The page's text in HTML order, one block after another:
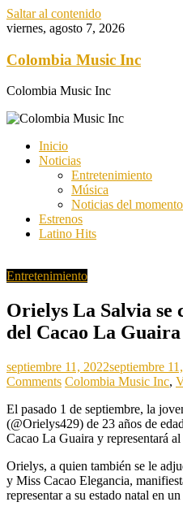
Saltar al contenido
viernes, agosto 7, 2026
Colombia Music Inc
Colombia Music Inc
Inicio
Noticias
Entretenimiento
Música
Noticias del momento
Estrenos
Latino Hits
Entretenimiento
Orielys La Salvia se
del Cacao La Guaira
septiembre 11, 2022septiembre
Comments Colombia Music Inc,
El pasado 1 de septiembre, la
(@Orielys429) de 23 años de
Cacao La Guaira y representará
Orielys, a quien también se le
y Miss Cacao Elegancia,
representar a su estado natal en